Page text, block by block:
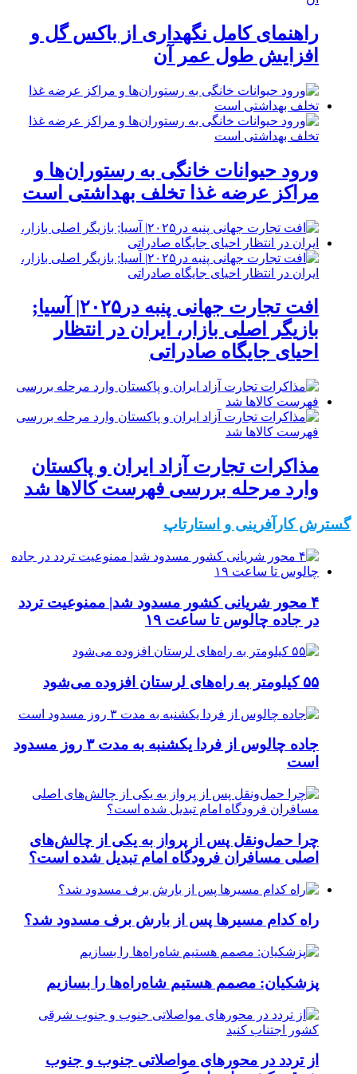
راهنمای کامل نگهداری از باکس گل و
افزایش طول عمر آن
ورود حیوانات خانگی به رستوران‌ها و
مراکز عرضه غذا تخلف بهداشتی است
افت تجارت جهانی پنبه در۲۰۲۵| آسیا;
بازیگر اصلی بازار، ایران در انتظار
احیای جایگاه صادراتی
مذاکرات تجارت آزاد ایران و پاکستان
وارد مرحله بررسی فهرست کالاها شد
گسترش کارآفرینی و استارتاپ
۴ محور شریانی کشور مسدود شد| ممنوعیت تردد
در جاده چالوس تا ساعت ۱۹
۵۵ کیلومتر به راه‌های لرستان افزوده می‌شود
جاده چالوس از فردا یکشنبه به مدت ۳ روز مسدود
است
چرا حمل‌ونقل پس از پرواز به یکی از چالش‌های
اصلی مسافران فرودگاه امام تبدیل شده است؟
راه کدام مسیرها پس از بارش برف مسدود شد؟
پزشکیان: مصمم هستیم شاه‌راه‌ها را بسازیم
از تردد در محورهای مواصلاتی جنوب و جنوب